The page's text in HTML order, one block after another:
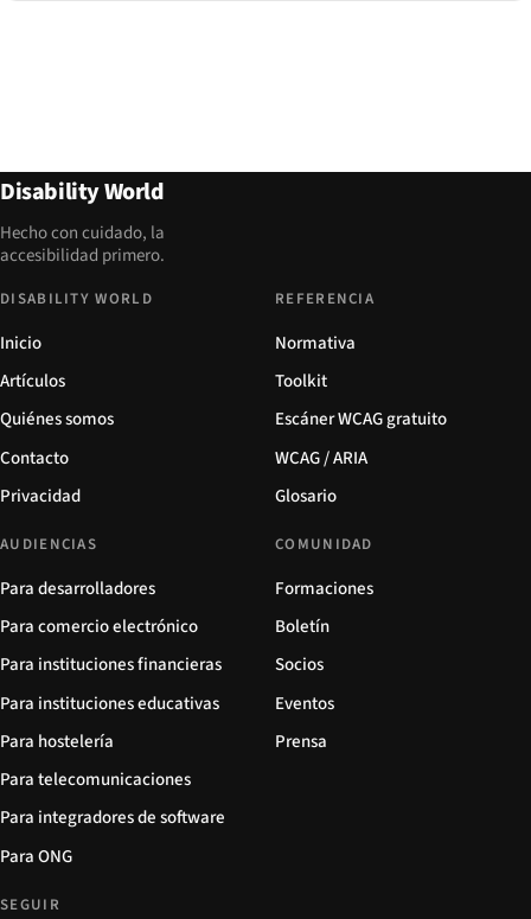
Disability World
Hecho con cuidado, la
accesibilidad primero.
DISABILITY WORLD
Inicio
Artículos
Quiénes somos
Contacto
Privacidad
REFERENCIA
Normativa
Toolkit
Escáner WCAG gratuito
WCAG / ARIA
Glosario
AUDIENCIAS
Para desarrolladores
Para comercio electrónico
Para instituciones financieras
Para instituciones educativas
Para hostelería
Para telecomunicaciones
Para integradores de software
Para ONG
COMUNIDAD
Formaciones
Boletín
Socios
Eventos
Prensa
SEGUIR